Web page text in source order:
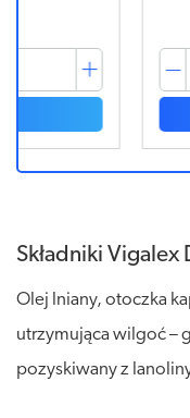
Składniki
Olej lniany, otoczka
utrzymująca wilgoć –
pozyskiwany z